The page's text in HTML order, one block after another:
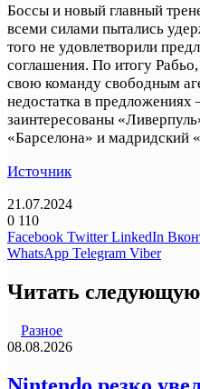
Боссы и новый главный
всеми силами пытались
того не удовлетворили
соглашения. По итогу
свою команду свободным
недостатка в предложениях
заинтересованы
«Барселона» и мадридский
Источник
21.07.2024
0 110
Facebook Twitter LinkedIn
WhatsApp Telegram Viber
Читать следующую
Разное
08.08.2026